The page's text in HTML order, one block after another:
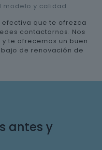
modelo y calidad.
que te ofrezca
contactarnos. Nos
te ofrecemos un buen
de renovación de
antes y